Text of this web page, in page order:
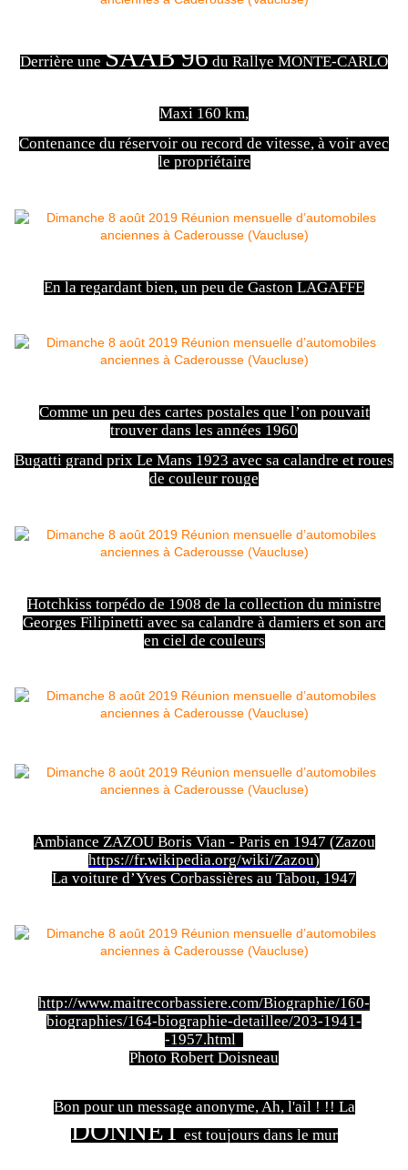
Derrière une SAAB 96 du Rallye MONTE-CARLO
Maxi 160 km,
Contenance du réservoir ou record de vitesse, à voir avec
le propriétaire
En la regardant bien, un peu de Gaston LAGAFFE
Comme un peu des cartes postales que l’on pouvait
trouver dans les années 1960
Bugatti grand prix Le Mans 1923 avec sa calandre et roues
de couleur rouge
Hotchkiss torpédo de 1908 de la collection du ministre
Georges Filipinetti avec sa calandre à damiers et son arc
en ciel de couleurs
Ambiance ZAZOU Boris Vian - Paris en 1947 (Zazou
https://fr.wikipedia.org/wiki/Zazou)
La voiture d’Yves Corbassières au Tabou, 1947
http://www.maitrecorbassiere.com/Biographie/160-
biographies/164-biographie-detaillee/203-1941-
-1957.html
Photo Robert Doisneau
Bon pour un message anonyme, Ah, l'ail ! !! La
DONNET est toujours dans le mur